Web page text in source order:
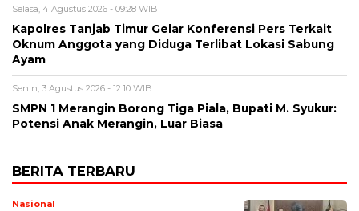
Selasa, 4 Agustus 2026 - 09:28 WIB
Kapolres Tanjab Timur Gelar Konferensi Pers Terkait
Oknum Anggota yang Diduga Terlibat Lokasi Sabung
Ayam
Senin, 3 Agustus 2026 - 12:10 WIB
SMPN 1 Merangin Borong Tiga Piala, Bupati M. Syukur:
Potensi Anak Merangin, Luar Biasa
BERITA TERBARU
Nasional